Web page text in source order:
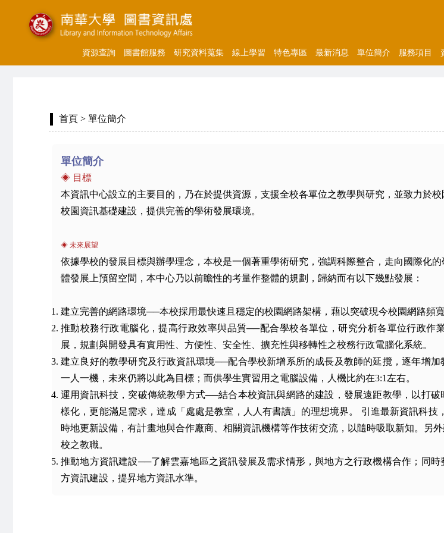
資源查詢 圖書館服務 研究資料蒐集 線上學習 特色專區 最新消息 單位簡介 服務項目
首頁 > 單位簡介
單位簡介
◈ 目標
本資訊中心設立的主要目的，乃在於提供資源，支援全校各單位之教學與研究，並致力於
校園資訊基礎建設，提供完善的學術發展環境。
◈ 未來展望
依據學校的發展目標與辦學理念，本校是一個著重學術研究，強調科際整合，走向國際化
體發展上預留空間，本中心乃以前瞻性的考量作整體的規劃，歸納而有以下幾點發展：
建立完善的網路環境──本校採用最快速且穩定的校園網路架構，藉以突破現今校園網路頻
推動校務行政電腦化，提高行政效率與品質──配合學校各單位，研究分析各單位行政作
展，規劃與開發具有實用性、方便性、安全性、擴充性與移轉性之校務行政電腦化系統。
建立良好的教學研究及行政資訊環境──配合學校新增系所的成長及教師的延攬，逐年增
一人一機，未來仍將以此為目標；而供學生實習用之電腦設備，人機比約在3:1左右。
運用資訊科技，突破傳統教學方式──結合本校資訊與網路的建設，發展遠距教學，以打
樣化，更能滿足需求，達成「處處是教室，人人有書讀」的理想境界。 引進最新資訊科
時地更新設備，有計畫地與合作廠商、相關資訊機構等作技術交流，以隨時吸取新知。另
校之教職。
推動地方資訊建設──了解雲嘉地區之資訊發展及需求情形，與地方之行政機構合作；同
方資訊建設，提昇地方資訊水準。